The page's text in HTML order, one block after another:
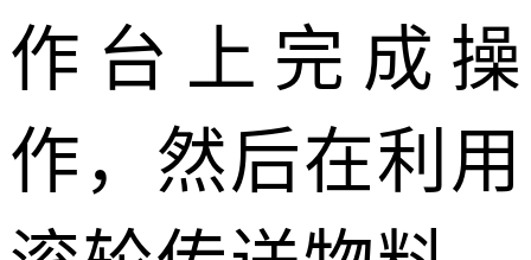
作台上完成操
作，然后在利用